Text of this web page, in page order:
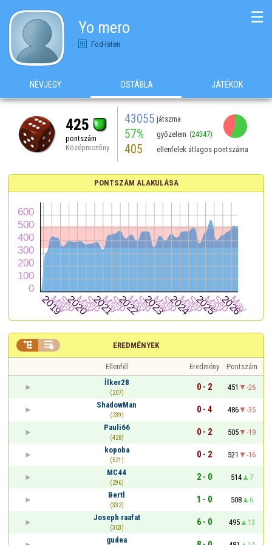
Yo mero
Fod-Isten
☰
NÉVJEGY OSTÁBLA JÁTÉKOK
425
pontszám
Középmezőny
43055 játszma
57% győzelem (24347)
405 ellenfelek átlagos pontszáma
PONTSZÁM ALAKULÁSA
EREDMÉNYEK
 
Ellenfél Eredmény
Pontszám
İlker28
(207)
0 - 2 451
-26
ShadowMan
(239)
0 - 4 486
-35
Pauli66
(428)
0 - 2 505
-19
kopoba
(521)
0 - 2 521
-16
MC44
(296)
2 - 0 514
7
Bertl
(332)
1 - 0 508
6
Joseph raafat
(303)
6 - 0 495
13
gudea